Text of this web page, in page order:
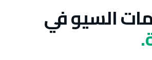
السيو في